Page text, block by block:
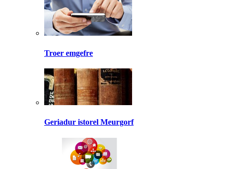
Troer emgefre
Geriadur istorel Meurgorf